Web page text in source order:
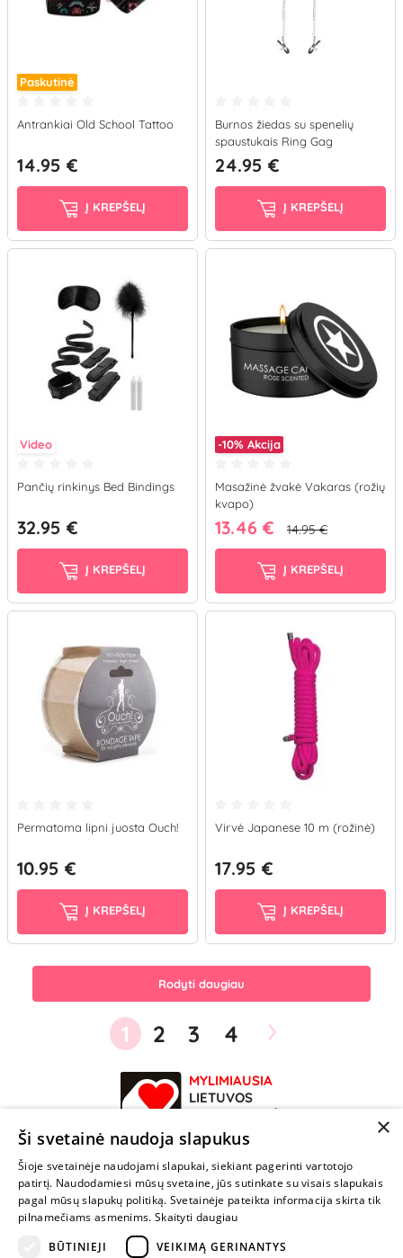
Paskutinė
Antrankiai Old School Tattoo
14.95 €
Į KREPŠELĮ
Burnos žiedas su spenelių
spaustukais Ring Gag
24.95 €
Į KREPŠELĮ
Video
Pančių rinkinys Bed Bindings
32.95 €
Į KREPŠELĮ
-10% Akcija
Masažinė žvakė Vakaras (rožių
kvapo)
13.46 € 14.95 €
Į KREPŠELĮ
Permatoma lipni juosta Ouch!
10.95 €
Į KREPŠELĮ
Virvė Japanese 10 m (rožinė)
17.95 €
Į KREPŠELĮ
Rodyti daugiau
1 2 3 4 ›
MYLIMIAUSIA
LIETUVOS
PARDUOTUVĖ
NENUSTOK
ŽAISTI
+370 600 84088
×
Ši svetainė naudoja slapukus
Šioje svetainėje naudojami slapukai, siekiant pagerinti vartotojo
patirtį. Naudodamiesi mūsų svetaine, jūs sutinkate su visais slapukais
pagal mūsų slapukų politiką. Svetainėje pateikta informacija skirta tik
pilnamečiams asmenims. Skaityti daugiau
BŪTINIEJI
VEIKIMĄ GERINANTYS